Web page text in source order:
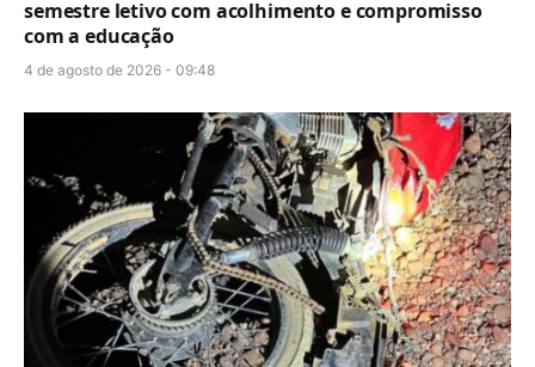
semestre letivo com acolhimento e compromisso
com a educação
4 de agosto de 2026 - 09:48